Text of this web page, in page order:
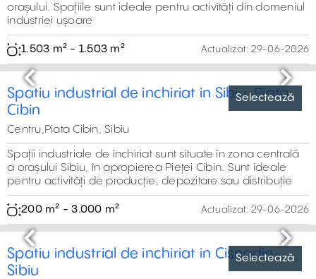
Previous
Inchiriere hala Sibiu Centru
Centru,Strada Metalurgistilor, Sibiu
Proprietate industrială în apropierea zonei centrale a
orașului Sibiu, cu acces rapid la autostrada A1 și la centrul
orașului. Spațiile sunt ideale pentru activități din domeniul
industriei ușoare
1.503 m² - 1.503 m² 29-06-2026